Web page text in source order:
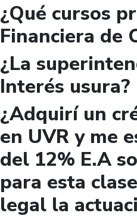
¿Qué cursos
Financiera de
¿La
Interés usura?
¿Adquirí un
en UVR y me
del 12% E.A
para esta
legal la